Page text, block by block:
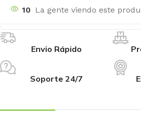
10 La gente viendo este
Envio Rápido
Soporte 24/7